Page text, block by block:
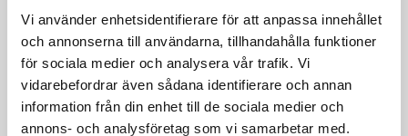
Vi använder enhetsidentifierare för att anpassa innehållet
och annonserna till användarna, tillhandahålla funktioner
för sociala medier och analysera vår trafik. Vi
vidarebefordrar även sådana identifierare och annan
information från din enhet till de sociala medier och
annons- och analysföretag som vi samarbetar med.